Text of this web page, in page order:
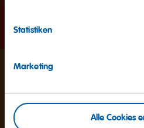
Statistiken
Marketing
Alle Cookies